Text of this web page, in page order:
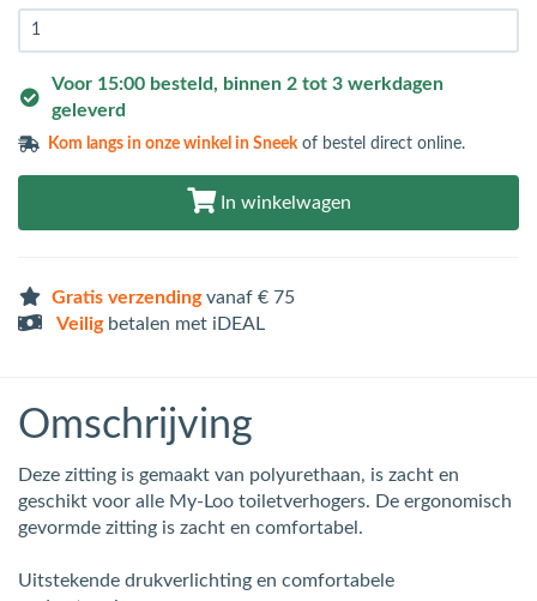
Voor 15:00 besteld, binnen 2 tot 3 werkdagen
geleverd
Kom langs inonze winkel in Sneekof bestel direct online.
In winkelwagen
Gratis verzendingvanaf € 75
Veiligbetalen met iDEAL
Omschrijving
Deze zitting is gemaakt van polyurethaan, is zacht en
geschikt voor alle My-Loo toiletverhogers. De ergonomisch
gevormde zitting is zacht en comfortabel.
Uitstekende drukverlichting en comfortabele